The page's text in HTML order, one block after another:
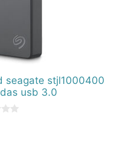
seagate stjl1000400
usb 3.0